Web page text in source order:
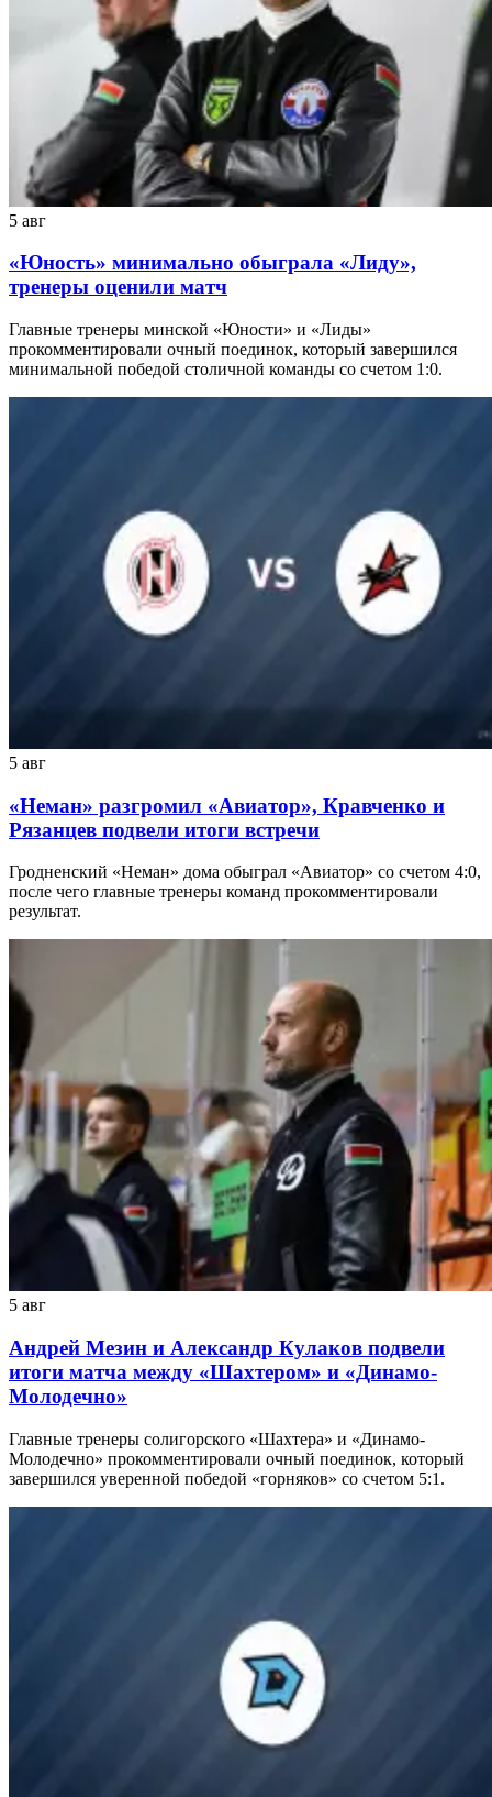
5 авг
«Юность» минимально обыграла «Лиду»,
тренеры оценили матч
Главные тренеры минской «Юности» и «Лиды»
прокомментировали очный поединок, который завершился
минимальной победой столичной команды со счетом 1:0.
5 авг
«Неман» разгромил «Авиатор», Кравченко и
Рязанцев подвели итоги встречи
Гродненский «Неман» дома обыграл «Авиатор» со счетом 4:0,
после чего главные тренеры команд прокомментировали
результат.
5 авг
Андрей Мезин и Александр Кулаков подвели
итоги матча между «Шахтером» и «Динамо-
Молодечно»
Главные тренеры солигорского «Шахтера» и «Динамо-
Молодечно» прокомментировали очный поединок, который
завершился уверенной победой «горняков» со счетом 5:1.